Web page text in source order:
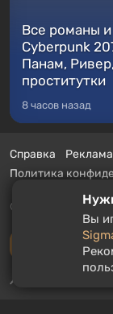
Все романы и
Cyberpunk
Панам,
проститутки
8 часов назад
Справка Реклама
Политика
© 2011 - 2026
Полная версия
Вы